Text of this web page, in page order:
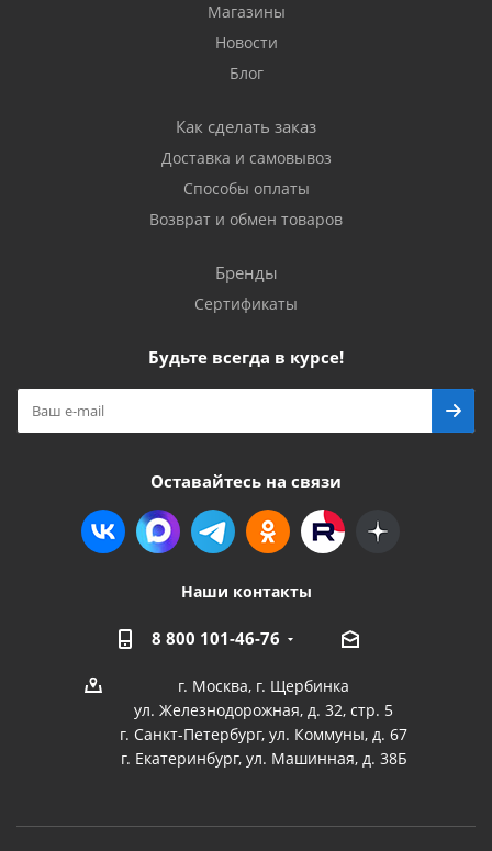
Магазины
Новости
Блог
Как сделать заказ
Доставка и самовывоз
Способы оплаты
Возврат и обмен товаров
Бренды
Сертификаты
Будьте всегда в курсе!
Оставайтесь на связи
Наши контакты
8 800 101-46-76
г. Москва, г. Щербинка
ул. Железнодорожная, д. 32, стр. 5
г. Санкт-Петербург, ул. Коммуны, д. 67
г. Екатеринбург, ул. Машинная, д. 38Б